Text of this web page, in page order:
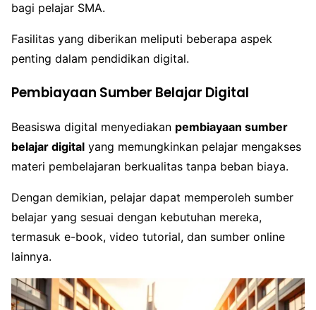
bagi pelajar SMA.
Fasilitas yang diberikan meliputi beberapa aspek
penting dalam pendidikan digital.
Pembiayaan Sumber Belajar Digital
Beasiswa digital menyediakan pembiayaan sumber
belajar digital yang memungkinkan pelajar mengakses
materi pembelajaran berkualitas tanpa beban biaya.
Dengan demikian, pelajar dapat memperoleh sumber
belajar yang sesuai dengan kebutuhan mereka,
termasuk e-book, video tutorial, dan sumber online
lainnya.